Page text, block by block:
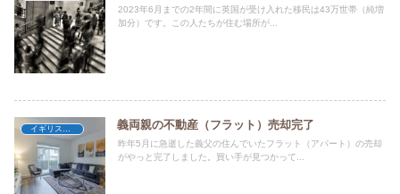
2023年6月までの2年間に英国が受け入れた移民は43万世帯（純増
加分）です。この人たちが住む場所が...
義両親の不動産（フラット）売却完了
昨年5月に急逝した義父の住んでいたフラット（アパート）の売却
がやっと完了しました。買い手が見つかって...